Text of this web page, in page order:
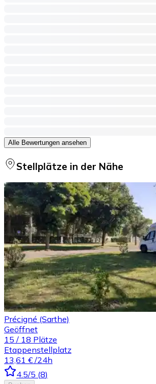
Alle Bewertungen ansehen
Stellplätze in der Nähe
Précigné (Sarthe)
Geöffnet
15 / 18 Plätze
Etappenstellplatz
13,61 € /24h
4.5/5 (8)